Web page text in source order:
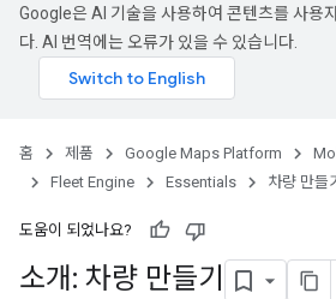
Google은 AI 기술을 사용하여 콘텐츠를 사용
다. AI 번역에는 오류가 있을 수 있습니다.
홈 제품 Google Maps Platform
Fleet Engine
Essentials 차량 만들
도움이 되었나요?
소개: 차량 만들기